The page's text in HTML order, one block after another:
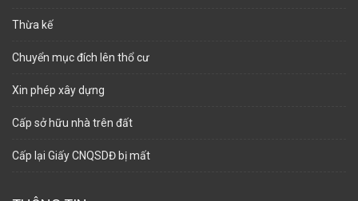
Thừa kế
Chuyển mục đích lên thổ cư
Xin phép xây dựng
Cấp sở hữu nhà trên đất
Cấp lại Giấy CNQSDĐ bị mất